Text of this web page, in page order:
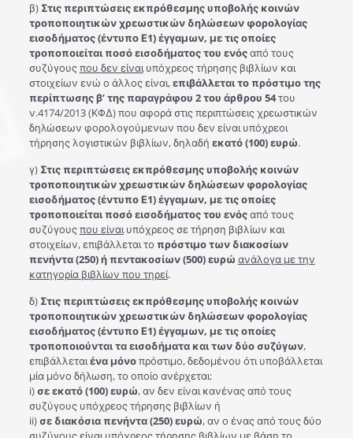
β) Στις περιπτώσεις εκπρόθεσμης υποβολής κοινών
τροποποιητικών χρεωστικών δηλώσεων φορολογίας
εισοδήματος (έντυπο Ε1) έγγαμων, με τις οποίες
τροποποιείται ποσό εισοδήματος του ενόςαπό τους
συζύγουςπου δεν είναιυπόχρεος τήρησης βιβλίων και
στοιχείων ενώ ο άλλος είναι,επιβάλλεται το πρόστιμο της
περίπτωσης β’ της παραγράφου 2 του άρθρου 54του
ν.4174/2013 (ΚΦΔ) που αφορά στις περιπτώσεις χρεωστικών
δηλώσεων φορολογούμενων που δεν είναι υπόχρεοι
τήρησης λογιστικών βιβλίων, δηλαδή εκατό (100) ευρώ.
γ) Στις περιπτώσεις εκπρόθεσμης υποβολής κοινών
τροποποιητικών χρεωστικών δηλώσεων φορολογίας
εισοδήματος (έντυπο Ε1) έγγαμων, με τις οποίες
τροποποιείται ποσό εισοδήματος του ενόςαπό τους
συζύγουςπου είναιυπόχρεος σε τήρηση βιβλίων και
στοιχείων, επιβάλλεται το πρόστιμο των διακοσίων
πενήντα (250) ή πεντακοσίων (500) ευρώ ανάλογα με την
κατηγορία βιβλίων που τηρεί.
δ) Στις περιπτώσεις εκπρόθεσμης υποβολής κοινών
τροποποιητικών χρεωστικών δηλώσεων φορολογίας
εισοδήματος (έντυπο Ε1) έγγαμων, με τις οποίες
τροποποιούνται τα εισοδήματα και των δύο συζύγων,
επιβάλλεταιένα μόνοπρόστιμο, δεδομένου ότι υποβάλλεται
μία μόνο δήλωση, το οποίο ανέρχεται:
i)σε εκατό (100) ευρώ, αν δεν είναι κανένας από τους
συζύγους υπόχρεος τήρησης βιβλίων ή
ii)σε διακόσια πενήντα (250) ευρώ, αν ο ένας από τους δύο